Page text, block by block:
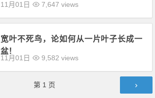
11月01日 7,647 views
宽叶不死鸟，论如何从一片叶子长成一
盆！
11月01日 9,582 views
第 1 页